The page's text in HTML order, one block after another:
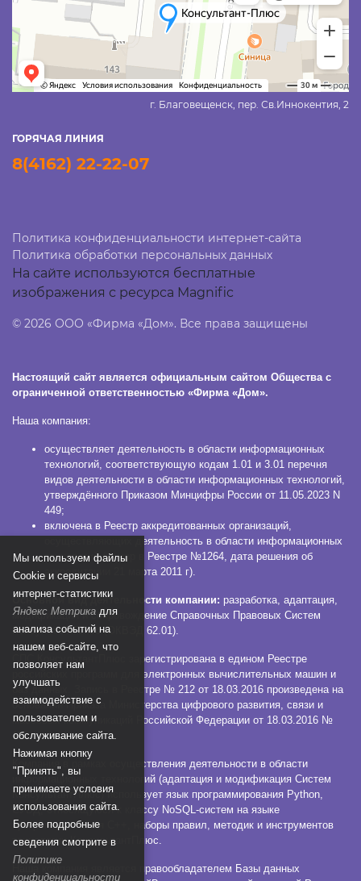
г. Благовещенск, пер. Св.Иннокентия, 2
ГОРЯЧАЯ ЛИНИЯ
8(4162) 22-22-07
Политика конфиденциальности интернет-сайта
Политика обработки персональных данных
На сайте используются бесплатные
изображения с ресурса Magnific
© 2026 ООО «Фирма «Дом». Все права защищены
Настоящий сайт является официальным сайтом Общества с
ограниченной ответственностью «Фирма «Дом».
Наша компания:
осуществляет деятельность в области информационных
технологий, соответствующую кодам 1.01 и 3.01 перечня
видов деятельности в области информационных технологий,
утверждённого Приказом Минцифры России от 11.05.2023 N
449;
включена в Реестр аккредитованных организаций,
осуществляющих деятельность в области информационных
технологий (номер в Реестре №1264, дата решения об
аккредитации 21 марта 2011 г).
Основной вид деятельности компании: разработка, адаптация,
модификация и сопровождение Справочных Правовых Систем
КонсультантПлюс (ОКВЭД 62.01).
СПС КонсультантПлюс зарегистрирована в едином Реестре
российских программ для электронных вычислительных машин и
баз данных. Запись в Реестре № 212 от 18.03.2016 произведена на
основании Приказа Министерства цифрового развития, связи и
массовых коммуникаций Российской Федерации от 18.03.2016 №
112.
Компания в рамках осуществления деятельности в области
информационных технологий (адаптация и модификация Систем
КонсультантПлюс) использует язык программирования Python,
СУБД, относящуюся к классу NoSQL-систем на языке
программирования C++, наборы правил, методик и инструментов
технологии КонсультантПлюс.
Наша компания является правообладателем Базы данных
Мы используем файлы
Сookie и сервисы
интернет-статистики
Яндекс Метрика для
анализа событий на
нашем веб-сайте, что
позволяет нам
улучшать
взаимодействие с
пользователем и
обслуживание сайта.
Нажимая кнопку
"Принять", вы
принимаете условия
использования сайта.
Более подробные
сведения смотрите в
Политике
конфиденциальности